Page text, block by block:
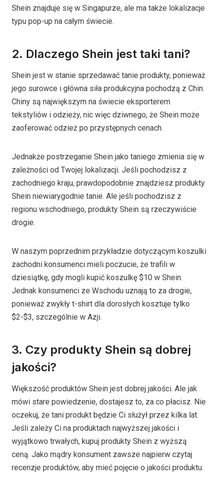
Shein znajduje się w Singapurze, ale ma także lokalizacje
typu pop-up na całym świecie.
2. Dlaczego Shein jest taki tani?
Shein jest w stanie sprzedawać tanie produkty, ponieważ
jego surowce i główna siła produkcyjna pochodzą z Chin.
Chiny są największym na świecie eksporterem
tekstyliów i odzieży, nic więc dziwnego, że Shein może
zaoferować odzież po przystępnych cenach.
Jednakże postrzeganie Shein jako taniego zmienia się w
zależności od Twojej lokalizacji. Jeśli pochodzisz z
zachodniego kraju, prawdopodobnie znajdziesz produkty
Shein niewiarygodnie tanie. Ale jeśli pochodzisz z
regionu wschodniego, produkty Shein są rzeczywiście
drogie.
W naszym poprzednim przykładzie dotyczącym koszulki
zachodni konsumenci mieli poczucie, że trafili w
dziesiątkę, gdy mogli kupić koszulkę $10 w Shein.
Jednak konsumenci ze Wschodu uznają to za drogie,
ponieważ zwykły t-shirt dla dorosłych kosztuje tylko
$2-$3, szczególnie w Azji.
3. Czy produkty Shein są dobrej
jakości?
Większość produktów Shein jest dobrej jakości. Ale jak
mówi stare powiedzenie, dostajesz to, za co płacisz. Nie
oczekuj, że tani produkt będzie Ci służył przez kilka lat.
Jeśli zależy Ci na produktach najwyższej jakości i
wyjątkowo trwałych, kupuj produkty Shein z wyższą
ceną. Jako mądry konsument zawsze najpierw czytaj
recenzje produktów, aby mieć pojęcie o jakości produktu.